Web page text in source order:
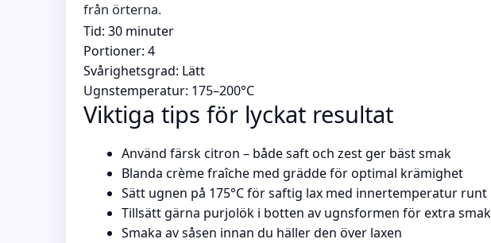
från örterna.
Tid: 30 minuter
Portioner: 4
Svårighetsgrad: Lätt
Ugnstemperatur: 175–200°C
Viktiga tips för lyckat resultat
Använd färsk citron – både saft och zest ger bäst smak
Blanda crème fraîche med grädde för optimal krämighet
Sätt ugnen på 175°C för saftig lax med innertemperatur runt
Tillsätt gärna purjolök i botten av ugnsformen för extra smak
Smaka av såsen innan du häller den över laxen